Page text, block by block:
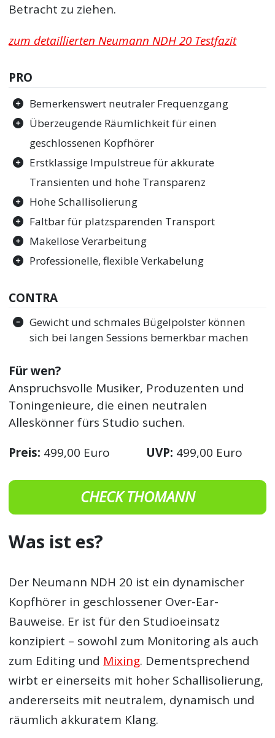
Betracht zu ziehen.
zum detaillierten Neumann NDH 20 Testfazit
PRO
Bemerkenswert neutraler Frequenzgang
Überzeugende Räumlichkeit für einen
geschlossenen Kopfhörer
Erstklassige Impulstreue für akkurate
Transienten und hohe Transparenz
Hohe Schallisolierung
Faltbar für platzsparenden Transport
Makellose Verarbeitung
Professionelle, flexible Verkabelung
CONTRA
Gewicht und schmales Bügelpolster können
sich bei langen Sessions bemerkbar machen
Für wen?
Anspruchsvolle Musiker, Produzenten und
Toningenieure, die einen neutralen
Alleskönner fürs Studio suchen.
Preis: 499,00 Euro UVP: 499,00 Euro
CHECK THOMANN
Was ist es?
Der Neumann NDH 20 ist ein dynamischer
Kopfhörer in geschlossener Over-Ear-
Bauweise. Er ist für den Studioeinsatz
konzipiert – sowohl zum Monitoring als auch
zum Editing und Mixing. Dementsprechend
wirbt er einerseits mit hoher Schallisolierung,
andererseits mit neutralem, dynamisch und
räumlich akkuratem Klang.